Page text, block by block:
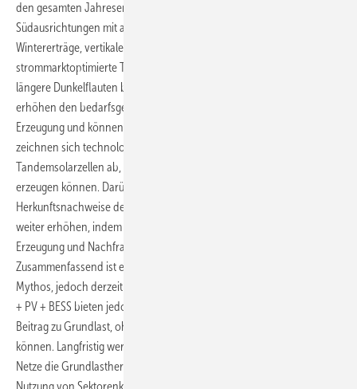
den gesamten Jahresertrag, sondern Markt und Systemwert.
Südausrichtungen mit angepassten Neigungswinkeln verbessern
Wintererträge, vertikale Ost West Konfigurationen erzeugen
strommarktoptimierte Tagesprofile (kein Mittagspeak) und können
längere Dunkelflauten besser überbrücken. Diese Entwicklungen
erhöhen den bedarfsgerecht bereitstellbaren Anteil erneuerbarer
Erzeugung und können den Speicherbedarf reduzieren. Ergänzend
zeichnen sich technologische Fortschritte wie Perowskit Silizium
Tandemsolarzellen ab, die bei geringem Lichteinfall mehr Strom
erzeugen können. Darüber hinaus könnten zeitbasierte
Herkunftsnachweise den Marktwert erneuerbarer Grundlastprofile
weiter erhöhen, indem sie die zeitliche Übereinstimmung von
Erzeugung und Nachfrage sichtbar machen.
Zusammenfassend ist erneuerbare Grundlast kein unmöglicher
Mythos, jedoch derzeit noch anspruchsvoll und kostenintensiv. Wind
+ PV + BESS bieten jedoch bei intelligentem Ausbau einen wichtigen
Beitrag zu Grundlast, ohne 100% Jahresgrundlast anbieten zu
können. Langfristig werden Nachfrageflexibilität und intelligentere
Netze die Grundlastherausforderung schrittweise reduzieren. Die